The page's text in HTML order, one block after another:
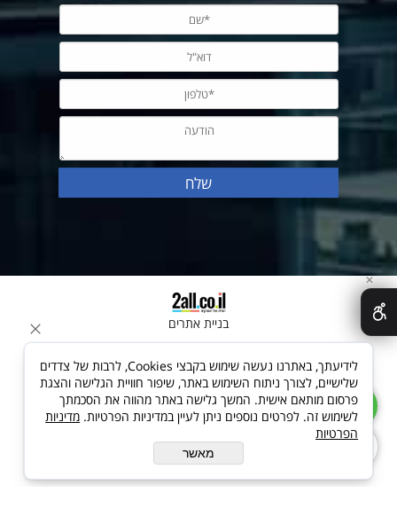
בניית אתרים
✕
לידיעתך, באתרנו נעשה שימוש בקבצי Cookies, לרבות של צדדים
שלישיים, לצורך ניתוח השימוש באתר, שיפור חוויית הגלישה והצגת
פרסום מותאם אישית. המשך גלישה באתר מהווה את הסכמתך
לשימוש זה. לפרטים נוספים ניתן לעיין במדיניות הפרטיות. מדיניות
הפרטיות
מאשר